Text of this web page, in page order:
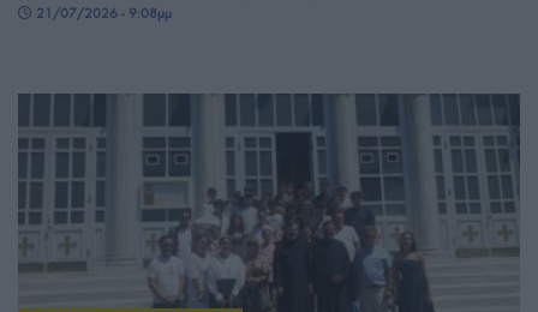
21/07/2026 - 9:08μμ